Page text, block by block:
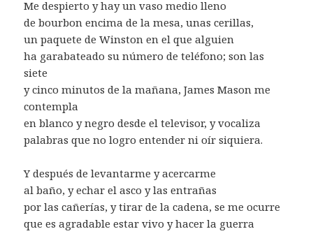
Me despierto y hay un vaso medio lleno
de bourbon encima de la mesa, unas cerillas,
un paquete de Winston en el que alguien
ha garabateado su número de teléfono; son las
siete
y cinco minutos de la mañana, James Mason me
contempla
en blanco y negro desde el televisor, y vocaliza
palabras que no logro entender ni oír siquiera.
Y después de levantarme y acercarme
al baño, y echar el asco y las entrañas
por las cañerías, y tirar de la cadena, se me ocurre
que es agradable estar vivo y hacer la guerra